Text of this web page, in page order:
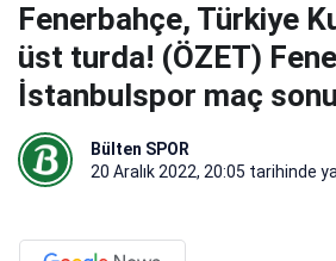
Fenerbahçe, Türkiye
üst turda! (ÖZET)
İstanbulspor maç
Bülten SPOR
20 Aralık 2022, 20:05 tarihinde